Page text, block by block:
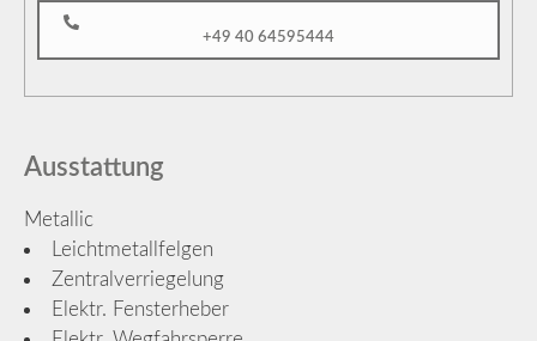
+49 40 64595444
Ausstattung
Metallic
Leichtmetallfelgen
Zentralverriegelung
Elektr. Fensterheber